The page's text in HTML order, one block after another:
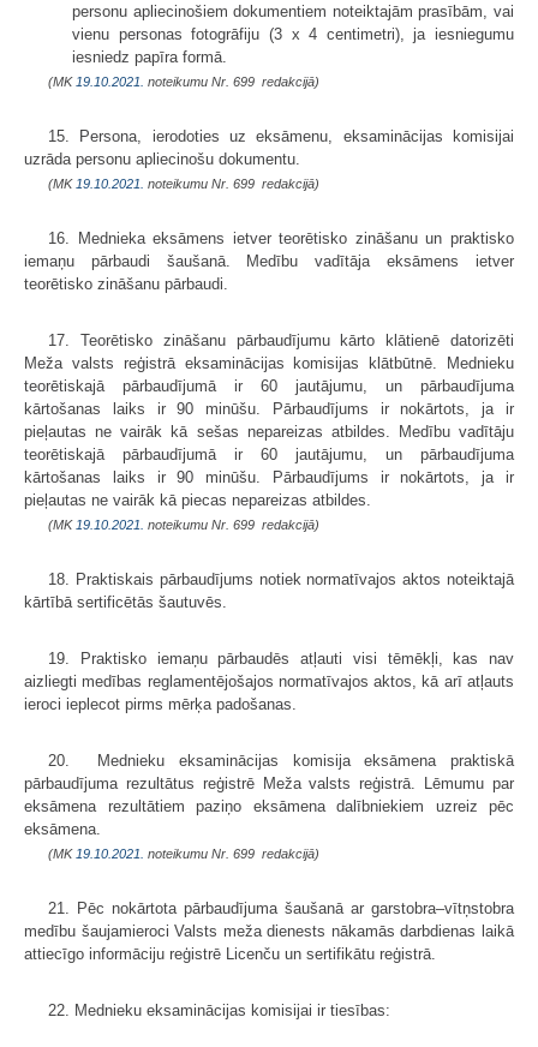
personu apliecinošiem dokumentiem noteiktajām prasībām, vai
vienu personas fotogrāfiju (3 x 4 centimetri), ja iesniegumu
iesniedz papīra formā.
(MK 19.10.2021. noteikumu Nr. 699 redakcijā)
15. Persona, ierodoties uz eksāmenu, eksaminācijas komisijai
uzrāda personu apliecinošu dokumentu.
(MK 19.10.2021. noteikumu Nr. 699 redakcijā)
16. Mednieka eksāmens ietver teorētisko zināšanu un praktisko
iemaņu pārbaudi šaušanā. Medību vadītāja eksāmens ietver
teorētisko zināšanu pārbaudi.
17. Teorētisko zināšanu pārbaudījumu kārto klātienē datorizēti
Meža valsts reģistrā eksaminācijas komisijas klātbūtnē. Mednieku
teorētiskajā pārbaudījumā ir 60 jautājumu, un pārbaudījuma
kārtošanas laiks ir 90 minūšu. Pārbaudījums ir nokārtots, ja ir
pieļautas ne vairāk kā sešas nepareizas atbildes. Medību vadītāju
teorētiskajā pārbaudījumā ir 60 jautājumu, un pārbaudījuma
kārtošanas laiks ir 90 minūšu. Pārbaudījums ir nokārtots, ja ir
pieļautas ne vairāk kā piecas nepareizas atbildes.
(MK 19.10.2021. noteikumu Nr. 699 redakcijā)
18. Praktiskais pārbaudījums notiek normatīvajos aktos noteiktajā
kārtībā sertificētās šautuvēs.
19. Praktisko iemaņu pārbaudēs atļauti visi tēmēkļi, kas nav
aizliegti medības reglamentējošajos normatīvajos aktos, kā arī atļauts
ieroci ieplecot pirms mērķa padošanas.
20. Mednieku eksaminācijas komisija eksāmena praktiskā
pārbaudījuma rezultātus reģistrē Meža valsts reģistrā. Lēmumu par
eksāmena rezultātiem paziņo eksāmena dalībniekiem uzreiz pēc
eksāmena.
(MK 19.10.2021. noteikumu Nr. 699 redakcijā)
21. Pēc nokārtota pārbaudījuma šaušanā ar garstobra–vītņstobra
medību šaujamieroci Valsts meža dienests nākamās darbdienas laikā
attiecīgo informāciju reģistrē Licenču un sertifikātu reģistrā.
22. Mednieku eksaminācijas komisijai ir tiesības: